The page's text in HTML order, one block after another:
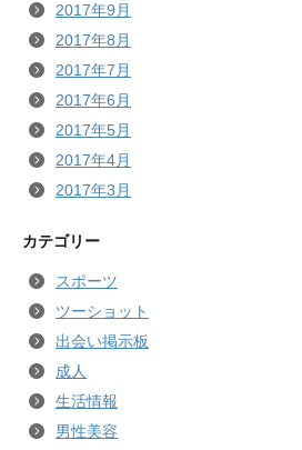
2017年9月
2017年8月
2017年7月
2017年6月
2017年5月
2017年4月
2017年3月
カテゴリー
スポーツ
ツーショット
出会い掲示板
成人
生活情報
男性美容